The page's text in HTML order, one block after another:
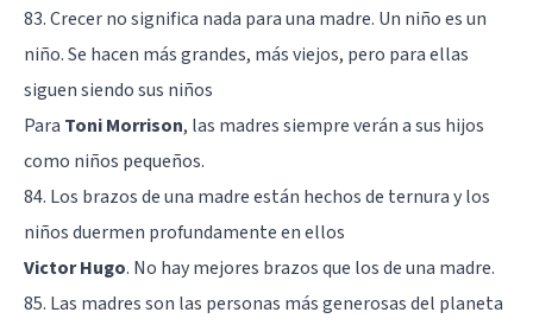
83. Crecer no significa nada para una madre. Un niño es un
niño. Se hacen más grandes, más viejos, pero para ellas
siguen siendo sus niños
Para Toni Morrison, las madres siempre verán a sus hijos
como niños pequeños.
84. Los brazos de una madre están hechos de ternura y los
niños duermen profundamente en ellos
Victor Hugo. No hay mejores brazos que los de una madre.
85. Las madres son las personas más generosas del planeta